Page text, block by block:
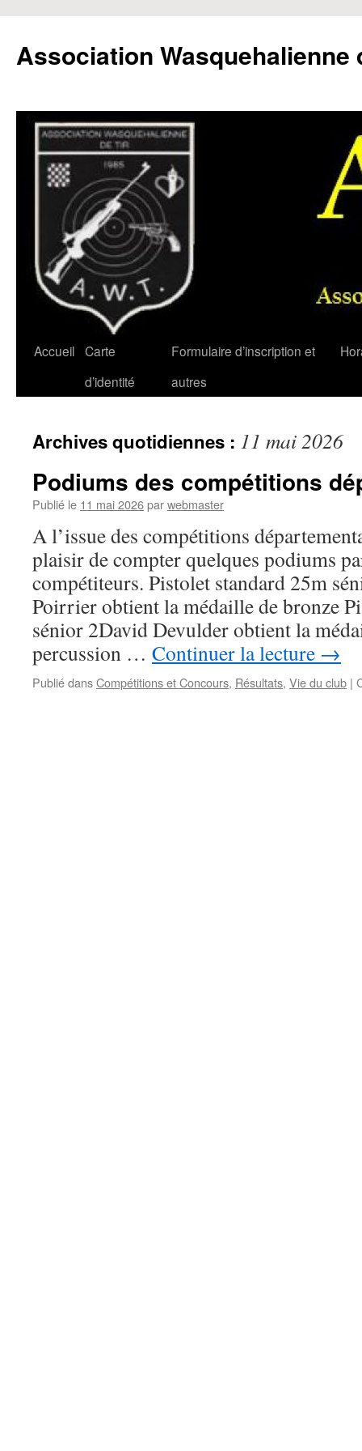
contenu
Association Wasquehalienne
Accueil Carte
d’identité
Formulaire d’inscription et
autres
Archives quotidiennes : 11 mai 2026
Podiums des compétitions
Publié le 11 mai 2026parwebmaster
A l’issue des compétitions
plaisir de compter quelques podiums
compétiteurs. Pistolet standard 25m
Poirrier obtient la médaille de bronze
sénior 2David Devulder obtient la
percussion … Continuer la lecture →
Publié dansCompétitions et Concours, Résultats, Vie du club |